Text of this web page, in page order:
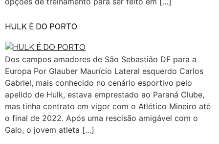
HULK É DO PORTO
Dos campos amadores de São Sebastião DF para a
Europa Por Glauber Maurício Lateral esquerdo Carlos
Gabriel, mais conhecido no cenário esportivo pelo
apelido de Hulk, estava emprestado ao Paraná Clube,
mas tinha contrato em vigor com o Atlético Mineiro até
o final de 2022. Após uma rescisão amigável com o
Galo, o jovem atleta […]